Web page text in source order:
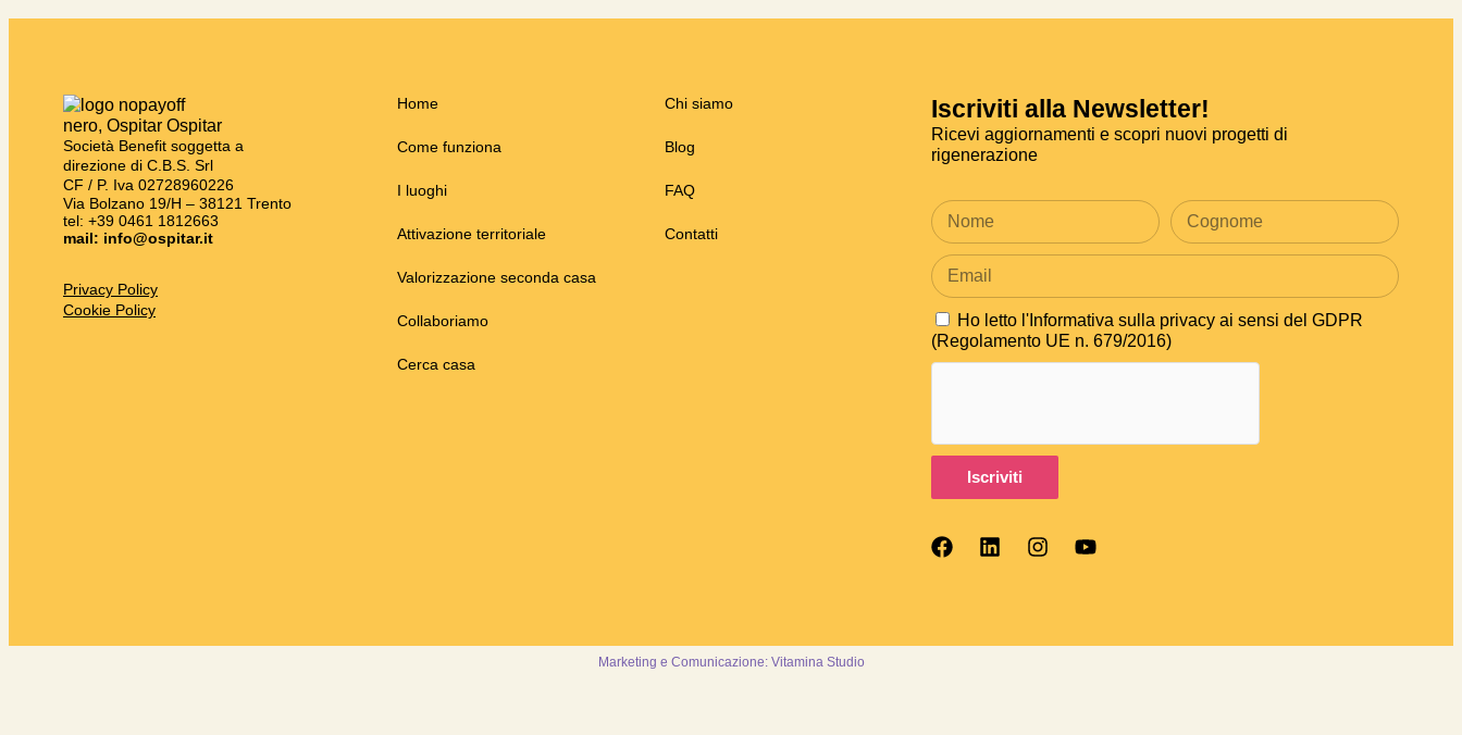
Società Benefit soggetta a
direzione di C.B.S. Srl
CF / P. Iva 02728960226
Via Bolzano 19/H – 38121 Trento
tel: +39 0461 1812663
mail: info@ospitar.it
Privacy Policy
Cookie Policy
Home
Come funziona
I luoghi
Attivazione territoriale
Valorizzazione seconda casa
Collaboriamo
Cerca casa
Chi siamo
Blog
FAQ
Contatti
Iscriviti alla Newsletter!
Ricevi aggiornamenti e scopri nuovi progetti di
rigenerazione
Ho letto l'Informativa sulla privacy ai sensi del GDPR
(Regolamento UE n. 679/2016)
Iscriviti
Marketing e Comunicazione: Vitamina Studio